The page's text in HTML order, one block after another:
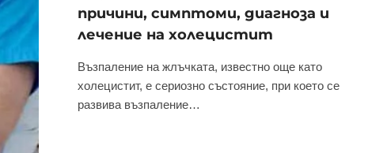
причини, симптоми, диагноза и
лечение на холецистит
Възпаление на жлъчката, известно още като
холецистит, е сериозно състояние, при което се
развива възпаление…